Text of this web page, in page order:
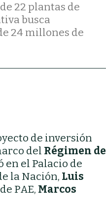
22 plantas de
busca
24 millones de
de inversión
del Régimen de
en el Palacio de
la Nación, Luis
de PAE, Marcos